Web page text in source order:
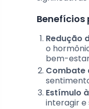
Benefícios
Redução
o
bem-
Combate
Estímulo
interagir e